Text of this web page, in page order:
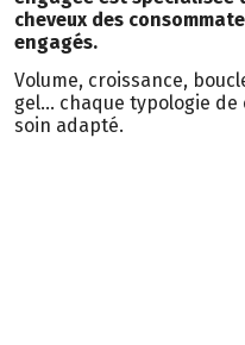
cheveux des
engagés.
Volume, croissance,
gel… chaque typologie de
soin adapté.